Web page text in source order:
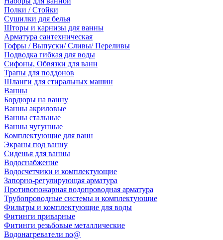
Полки / Стойки
Сушилки для белья
Шторы и карнизы для ванны
Арматура сантехническая
Гофры / Выпуски/ Сливы/ Переливы
Подводка гибкая для воды
Сифоны, Обвязки для ванн
Трапы для поддонов
Шланги для стиральных машин
Ванны
Бордюры на ванну
Ванны акриловые
Ванны стальные
Ванны чугунные
Комплектующие для ванн
Экраны под ванну
Сиденья для ванны
Водоснабжение
Водосчетчики и комплектующие
Запорно-регулирующая арматура
Противопожарная водопроводная арматура
Трубопроводные системы и комплектующие
Фильтры и комплектующие для воды
Фитинги приварные
Фитинги резьбовые металлические
Водонагреватели no@